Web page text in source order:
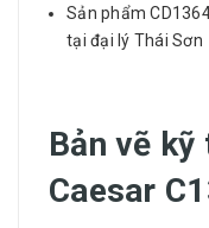
Sản phẩm
tại đại lý Thái Sơn
Bản vẽ kỹ
Caesar